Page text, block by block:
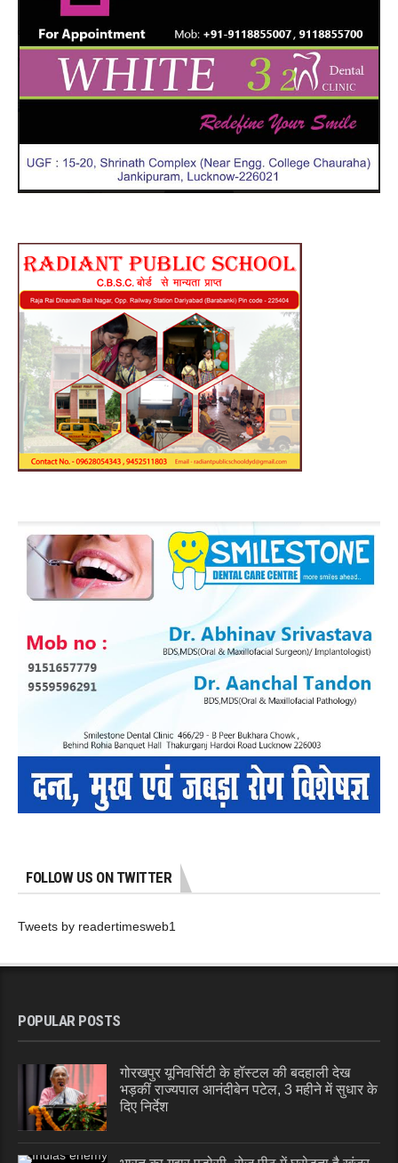
FOLLOW US ON TWITTER
Tweets by readertimesweb1
POPULAR POSTS
गोरखपुर यूनिवर्सिटी के हॉस्टल की बदहाली देख
भड़कीं राज्यपाल आनंदीबेन पटेल, 3 महीने में सुधार के
दिए निर्देश